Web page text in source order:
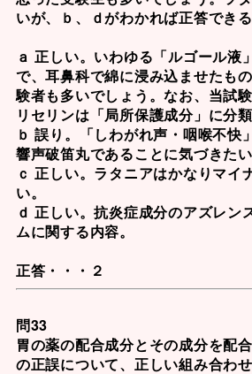
いが、ｂ、ｄがわかれば正答できる
ａ 正しい。いわゆる「ルゴール液
で、耳鼻科で綿に浸み込ませたも
験者も多いでしょう。なお、当試
リセリンは「局所保護成分」に分
ｂ 誤り。「しわがれ声・咽喉不快
響声破笛丸であることに気づきたい
ｃ 正しい。ラタニアはかなりマイ
い。
ｄ 正しい。抗炎症成分のアズレン
ムに関する内容。
正答・・・２
問33
胃の薬の配合成分とその成分を配
の正誤について、正しい組み合わせ